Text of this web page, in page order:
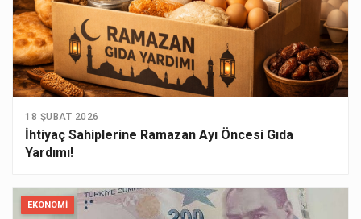
18 ŞUBAT 2026
İhtiyaç Sahiplerine Ramazan Ayı Öncesi Gıda
Yardımı!
EKONOMI